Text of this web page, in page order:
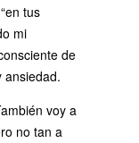
tus
mi
de
ansiedad.
voy a
no tan a